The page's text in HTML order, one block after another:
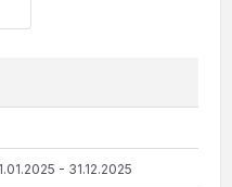
- 31.12.2025